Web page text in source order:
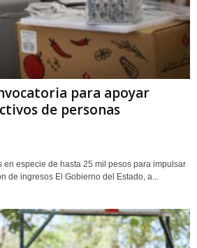
para apoyar
de personas
en especie de hasta 25 mil pesos para impulsar
de ingresos El Gobierno del Estado, a...